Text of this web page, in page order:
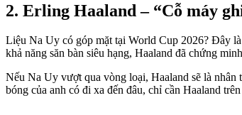
2. Erling Haaland – “Cỗ máy
Liệu Na Uy có góp mặt tại World Cup 2026? Đây
khả năng săn bàn siêu hạng, Haaland đã chứng
Nếu Na Uy vượt qua vòng loại, Haaland sẽ là nhân
bóng của anh có đi xa đến đâu, chỉ cần Haaland